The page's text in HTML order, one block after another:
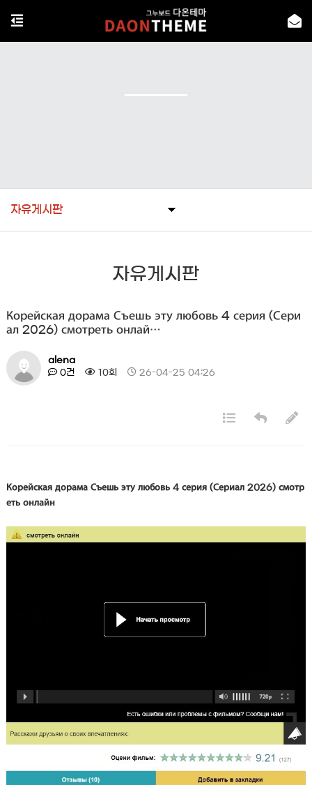
자유게시판
자유게시판
Корейская дорама Съешь эту любовь 4 серия (Сери
ал 2026) смотреть онлай…
alena
0건
10회 26-04-25 04:26
Корейская дорама Съешь эту любовь 4 серия (Сериал 2026) смотр
еть онлайн